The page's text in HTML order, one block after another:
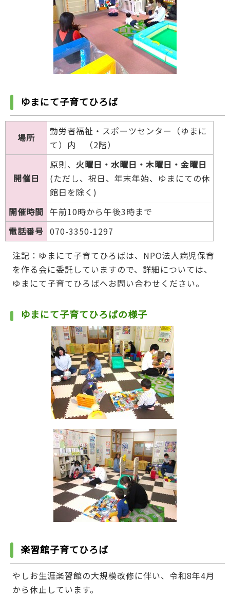
ゆまにて子育てひろば
場所
勤労者福祉・スポーツセンター（ゆまに
て）内 （2階）
開催日
原則、 火曜日・水曜日・木曜日・金曜日
(ただし、祝日、年末年始、ゆまにての休
館日を除く)
開催時間 午前10時から午後3時まで
電話番号 070-3350-1297
注記：ゆまにて子育てひろばは、NPO法人病児保育
を作る会に委託していますので、詳細については、
ゆまにて子育てひろばへお問い合わせください。
ゆまにて子育てひろばの様子
楽習館子育てひろば
やしお生涯楽習館の大規模改修に伴い、令和8年4月
から休止しています。